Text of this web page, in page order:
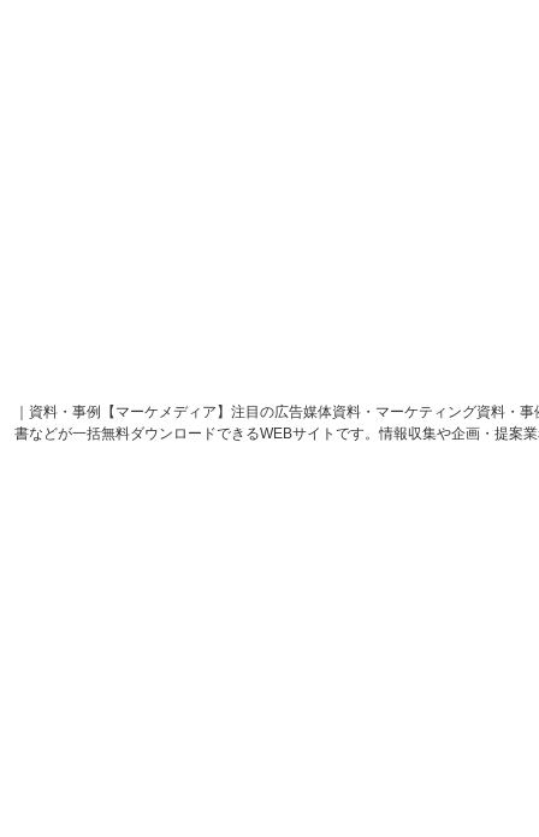
｜資料・事例【マーケメディア】注目の広告媒体資料・マーケティング資料・
書などが一括無料ダウンロードできるWEBサイトです。情報収集や企画・提案